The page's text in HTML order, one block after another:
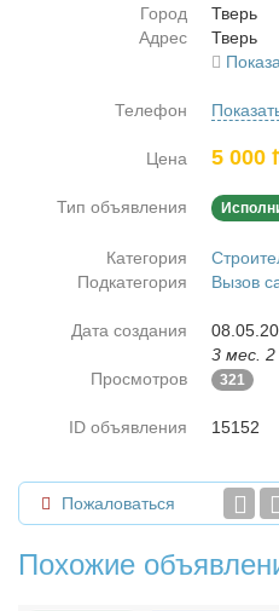
Город
Тверь
Адрес
Тверь
Телефон
Цена 5 000
Тип объявления
Категория
Подкатегория
Вызов
Дата создания
3 мес. 2
Просмотров
321
ID объявления 15152
Пожаловаться
Похожие